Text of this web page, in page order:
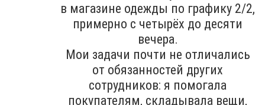
в магазине одежды по графику 2/2,
примерно с четырёх до десяти
вечера.
Мои задачи почти не отличались
от обязанностей других
сотрудников: я помогала
покупателям, складывала вещи,